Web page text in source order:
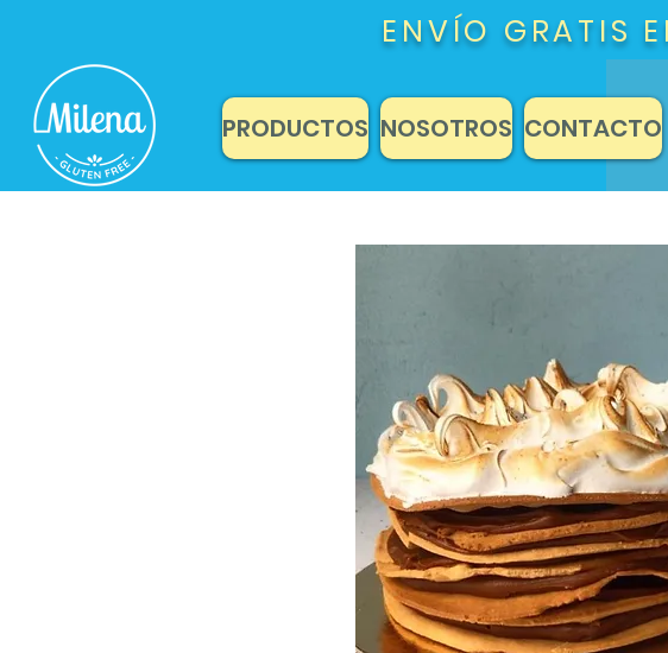
ENVÍO GRATIS
PRODUCTOS NOSOTROS CONTACTO